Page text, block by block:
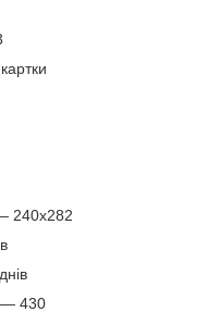
240х282
— 430